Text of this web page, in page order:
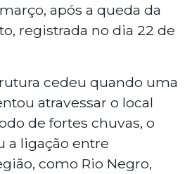
após a queda da
registrada no dia 22 de
cedeu quando uma
atravessar o local
de fortes chuvas, o
a ligação entre
como Rio Negro,